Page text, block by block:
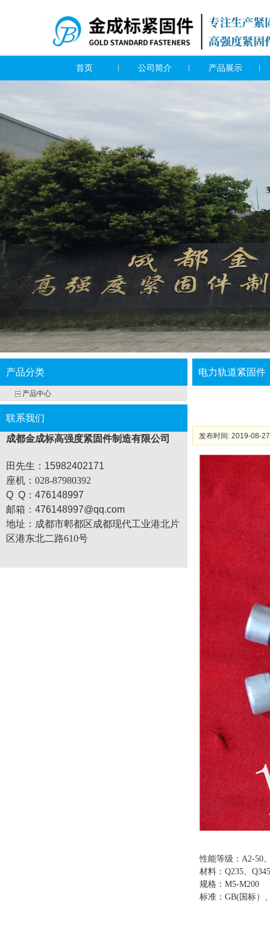
首页 公司简介 产品展示
产品分类
产品中心
联系我们
成都金成标高强度紧固件制造有限公司
田先生：15982402171
座机 ：028-87980392
Q Q：476148997
邮箱：476148997@qq.com
地址： 成都市郫都区成都现代工业港北片
区港东北二路610号
电力轨道紧固件
发布时间: 2019-08-
性能等级： A2-50
材料： Q235
Q345
规格： M5-M200
标准： GB(国标）